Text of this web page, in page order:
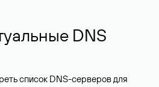
DNS
список DNS-серверов для